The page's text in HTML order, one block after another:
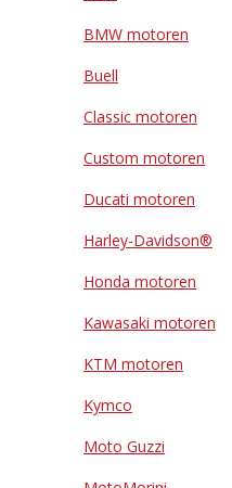
BMW motoren
Buell
Classic motoren
Custom motoren
Ducati motoren
Harley-Davidson®
Honda motoren
Kawasaki motoren
KTM motoren
Kymco
Moto Guzzi